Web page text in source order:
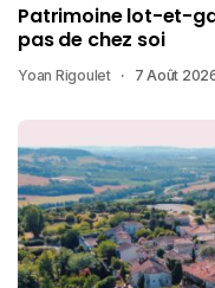
Patrimoine lot-et-
pas de chez soi
Yoan Rigoulet 7 Août